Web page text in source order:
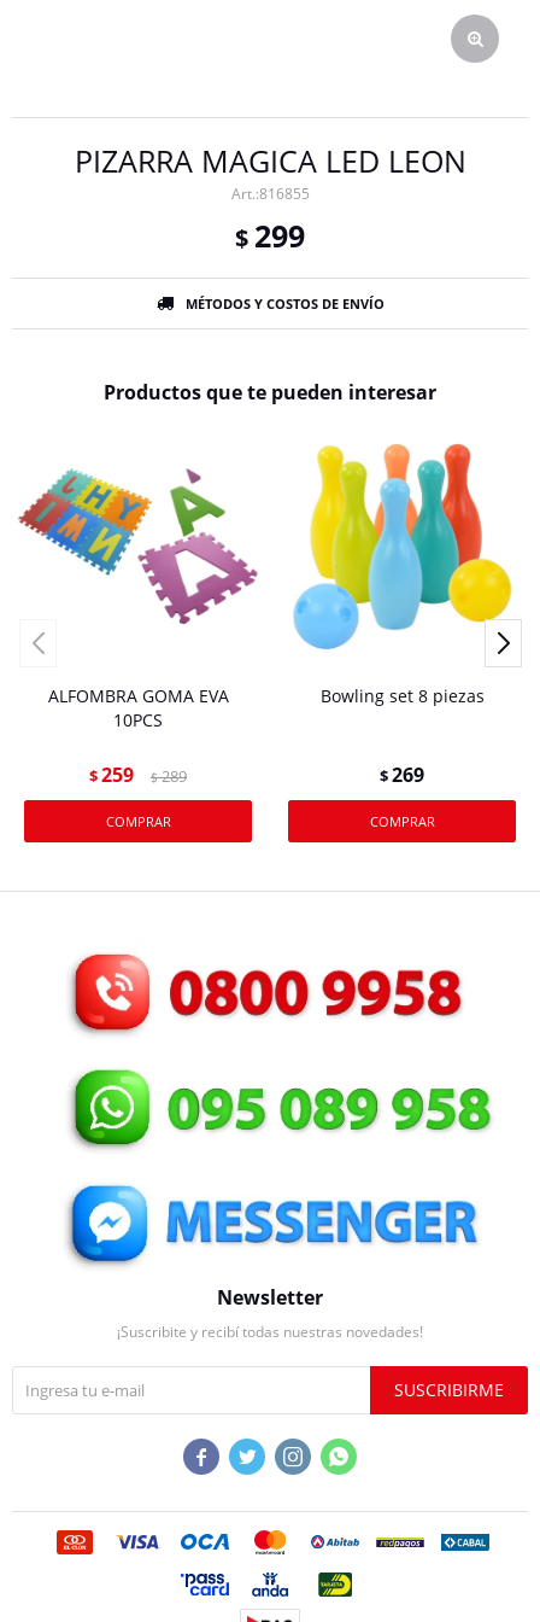
PIZARRA MAGICA LED LEON
816855
$ 299
MÉTODOS Y COSTOS DE ENVÍO
Productos que te pueden interesar
ALFOMBRA GOMA EVA
10PCS
$259 $ 289
Bowling set 8 piezas
$269
Newsletter
¡Suscribite y recibí todas nuestras novedades!
SUSCRIBIRME
   